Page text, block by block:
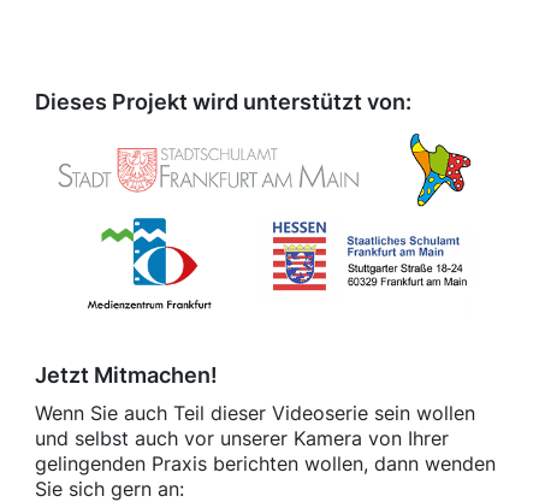
Dieses Projekt wird unterstützt von:
Jetzt Mitmachen!
Wenn Sie auch Teil dieser Videoserie sein wollen
und selbst auch vor unserer Kamera von Ihrer
gelingenden Praxis berichten wollen, dann wenden
Sie sich gern an: